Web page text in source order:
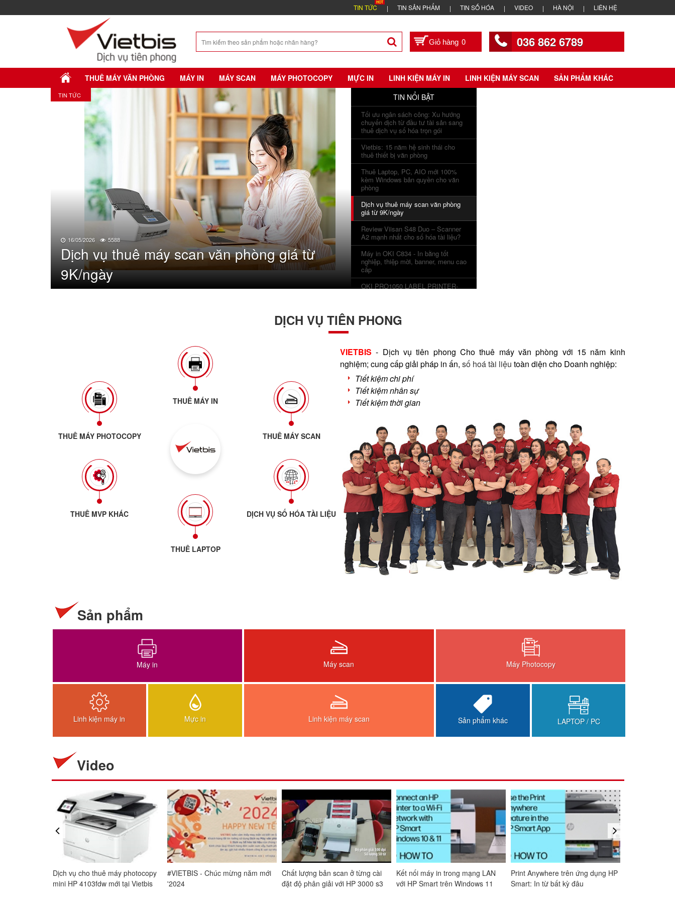
TIN TỨC TIN SẢN PHẨM TIN SỐ HÓA VIDEO HÀ NỘI LIÊN HỆ
0 036 862 6789
THUÊ MÁY VĂN PHÒNG MÁY IN MÁY SCAN MÁY PHOTOCOPY MỰC IN LINH KIỆN MÁY IN LINH KIỆN MÁY SCAN SẢN PHẨM KHÁC
TIN TỨC
16/05/2026 5588
Dịch vụ thuê máy scan văn phòng giá từ
9K/ngày
TIN NỔI BẬT
Tối ưu ngân sách công: Xu hướng
chuyển dịch từ đầu tư tài sản sang
thuê dịch vụ số hóa trọn gói
Vietbis: 15 năm hệ sinh thái cho
thuê thiết bị văn phòng
Thuê Laptop, PC, AIO mới 100%
kèm Windows bản quyền cho văn
phòng
Dịch vụ thuê máy scan văn phòng
giá từ 9K/ngày
Review Viisan S48 Duo – Scanner
A2 mạnh nhất cho số hóa tài liệu?
Máy in OKI C834 - In bằng tốt
nghiệp, thiệp mời, banner, menu cao
cấp
OKI PRO1050 LABEL PRINTER-
DỊCH VỤ TIÊN PHONG
THUÊ MÁY PHOTOCOPY
THUÊ MÁY IN
THUÊ MÁY SCAN
THUÊ MVP KHÁC
THUÊ LAPTOP
DỊCH VỤ SỐ HÓA TÀI LIỆU
VIETBIS - Dịch vụ tiên phong Cho thuê máy văn phòng với 15 năm kinh
nghiệm; cung cấp giải pháp in ấn, số hoá tài liệu toàn diện cho Doanh nghiệp:
Tiết kiệm chi phí
Tiết kiệm nhân sự
Tiết kiệm thời gian
Sản phẩm
Máy in
Linh kiện máy in Mực in
Máy scan
Linh kiện máy scan
Máy Photocopy
Sản phẩm khác LAPTOP / PC
Video
Impactus Academy chia sẻ cảm
nhận khi sử dụng dịch vụ của
Dịch vụ cho thuê máy photocopy
mini HP 4103fdw mới tại Vietbis
#VIETBIS - Chúc mừng năm mới
'2024
Chất lượng bản scan ở từng cài
đặt độ phân giải với HP 3000 s3
Kết nối máy in trong mạng LAN
với HP Smart trên Windows 11
Print Anywhere
prev next